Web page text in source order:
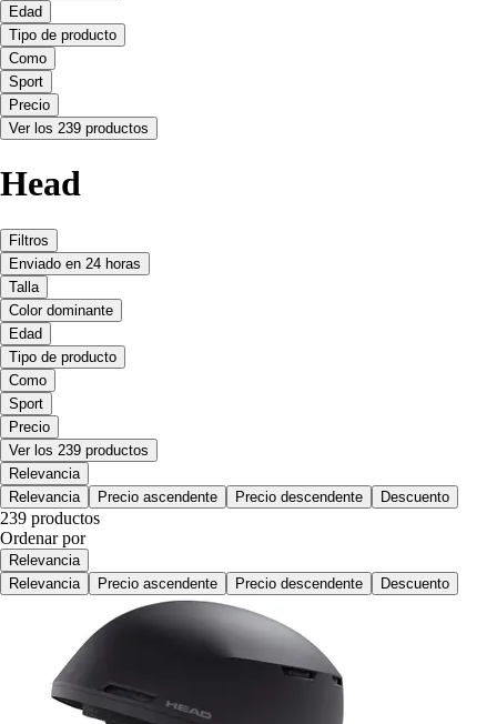
Edad
Tipo de producto
Como
Sport
Precio
Ver los 239 productos
Head
Filtros
Enviado en 24 horas
Talla
Color dominante
Edad
Tipo de producto
Como
Sport
Precio
Ver los 239 productos
Relevancia
Relevancia
Precio ascendente Precio descendente Descuento
239 productos
Ordenar por
Relevancia
Relevancia
Precio ascendente Precio descendente Descuento